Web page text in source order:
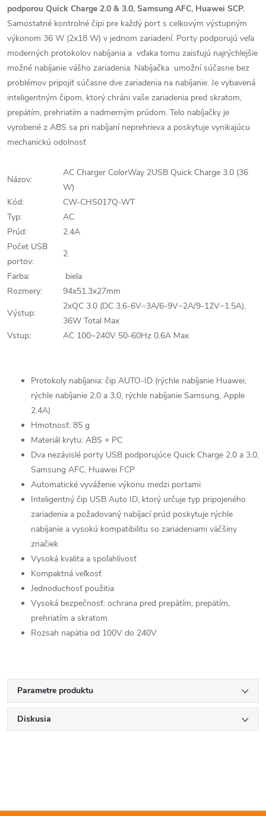
podporou Quick Charge 2.0 & 3.0, Samsung AFC, Huawei SCP.
Samostatné kontrolné čipi pre každý port s celkovým výstupným
výkonom 36 W (2x18 W) v jednom zariadení. Porty podporujú veľa
moderných protokolov nabíjania a vďaka tomu zaisťujú najrýchlejšie
možné nabíjanie vášho zariadenia. Nabíjačka umožní súčasne bez
problémov pripojiť súčasne dve zariadenia na nabíjanie. Je vybavená
inteligentným čipom, ktorý chráni vaše zariadenia pred skratom,
prepätím, prehriatím a nadmerným prúdom. Telo nabíjačky je
vyrobené z ABS sa pri nabíjaní neprehrieva a poskytuje vynikajúcu
mechanickú odolnosť
Názov:
AC Charger ColorWay 2USB Quick Charge 3.0 (36
W)
Kód:
CW-CHS017Q-WT
Typ:
AC
Prúd:
2.4A
Počet USB
portov:
2
Farba:
biela
Rozmery:
94x51.3x27mm
Výstup:
2хQC 3.0 (DC 3.6-6V⎓3A/6-9V⎓2A/9-12V⎓1.5A),
36W Total Max
Vstup:
AC 100~240V 50-60Hz 0.6A Max
Protokoly nabíjania: čip AUTO-ID (rýchle nabíjanie Huawei,
rýchle nabíjanie 2.0 a 3.0, rýchle nabíjanie Samsung, Apple
2.4A)
Hmotnosť: 85 g
Materiál krytu: ABS + PC
Dva nezávislé porty USB podporujúce Quick Charge 2.0 a 3.0,
Samsung AFC, Huawei FCP
Automatické vyváženie výkonu medzi portami
Inteligentný čip USB Auto ID, ktorý určuje typ pripojeného
zariadenia a požadovaný nabíjací prúd poskytuje rýchle
nabíjanie a vysokú kompatibilitu so zariadeniami väčšiny
značiek
Vysoká kvalita a spoľahlivosť
Kompaktná veľkosť
Jednoduchosť použitia
Vysoká bezpečnosť: ochrana pred prepätím, prepätím,
prehriatím a skratom
Rozsah napätia od 100V do 240V
Parametre produktu
Diskusia